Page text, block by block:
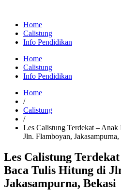
Home
Calistung
Info Pendidikan
Home
Calistung
Info Pendidikan
Home
/
Calistung
/
Les Calistung Terdekat –
Jln. Flamboyan, Jakasampurna,
Les Calistung
Baca Tulis Hitung di
Jakasampurna, Bekasi